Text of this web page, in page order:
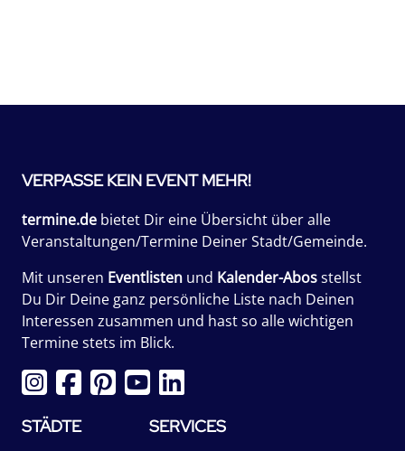
VERPASSE KEIN EVENT MEHR!
termine.de bietet Dir eine Übersicht über alle
Veranstaltungen/Termine Deiner Stadt/Gemeinde.
Mit unseren Eventlisten und Kalender-Abosstellst
Du Dir Deine ganz persönliche Liste nach Deinen
Interessen zusammen und hast so alle wichtigen
Termine stets im Blick.
STÄDTE SERVICES